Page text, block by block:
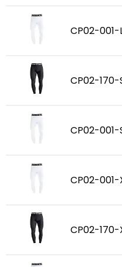
CP02-001-
CP02-170-
CP02-001-
CP02-001-
CP02-170-